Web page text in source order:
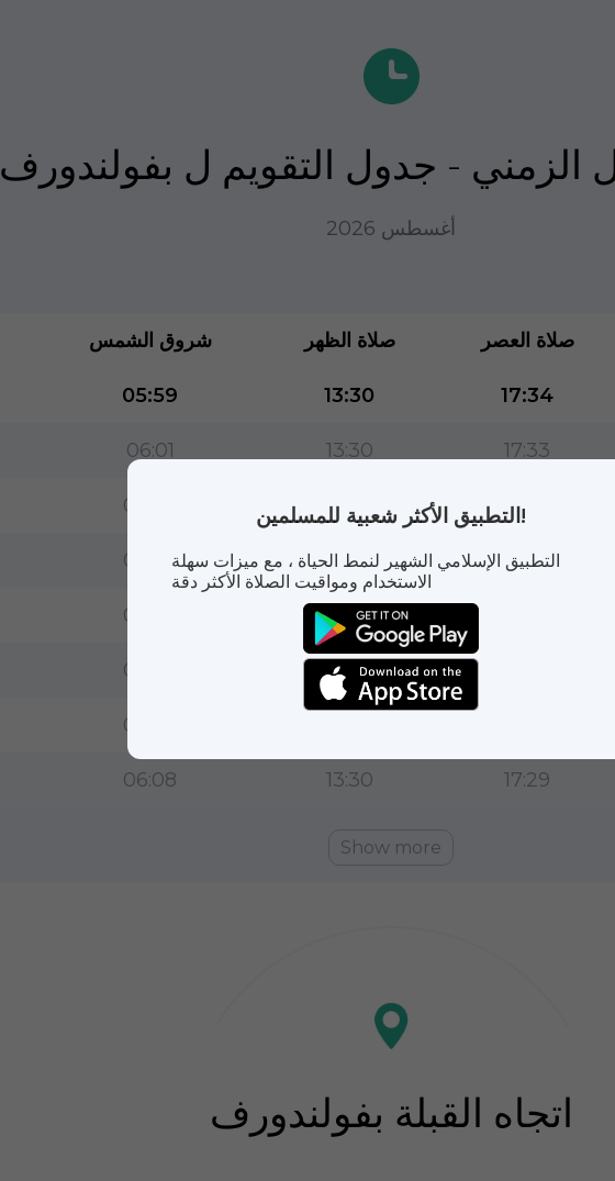
الزمني - جدول التقويم ل بفولندورف
أغسطس 2026
شروق الشمس صلاة الظهر صلاة العصر
05:59 13:30 17:34
06:01 13:30 17:33
06:02 13:30 17:32
06:03 13:30 17:32
06:04 13:30
06:06 13:30
06:07
06:08 13:30 17:29
Show more
اتجاه القبلة بفولندورف
التطبيق الأكثر شعبية للمسلمين!
التطبيق الإسلامي الشهير لنمط الحياة ، مع ميزات سهلة
الاستخدام ومواقيت الصلاة الأكثر دقة